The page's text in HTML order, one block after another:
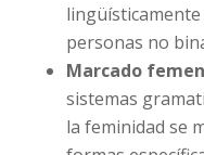
lingüísticamente
personas no
Marcado
sistemas
la feminidad se